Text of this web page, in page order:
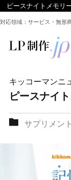
ピースナイトメモリ
キッコーマンニ
ピースナイ
サプリメント